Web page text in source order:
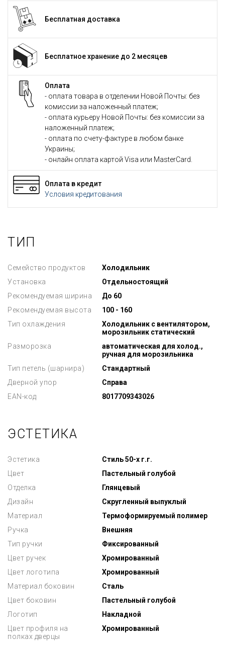
Бесплатная доставка
Бесплатное хранение до 2 месяцев
Оплата
- оплата товара в отделении Новой Почты: без
комиссии за наложенный платеж;
- оплата курьеру Новой Почты: без комиссии за
наложенный платеж;
- оплата по счету-фактуре в любом банке
Украины;
- онлайн оплата картой Visa или MasterCard.
Оплата в кредит
Условия кредитования
ТИП
Семейство продуктов
Холодильник
Установка
Отдельностоящий
Рекомендуемая ширина
До 60
Рекомендуемая высота
100 - 160
Тип охлаждения
Холодильник с вентилятором,
морозильник статический
Разморозка
автоматическая для холод.,
ручная для морозильника
Тип петель (шарнира)
Стандартный
Дверной упор
Справа
EAN-код
8017709343026
ЭСТЕТИКА
Эстетика
Стиль 50-х г.г.
Цвет
Пастельный голубой
Отделка
Глянцевый
Дизайн
Скругленный выпуклый
Материал
Термоформируемый полимер
Ручка
Внешняя
Тип ручки
Фиксированный
Цвет ручек
Хромированный
Цвет логотипа
Хромированный
Материал боковин
Сталь
Цвет боковин
Пастельный голубой
Логотип
Накладной
Цвет профиля на
полках дверцы
Хромированный